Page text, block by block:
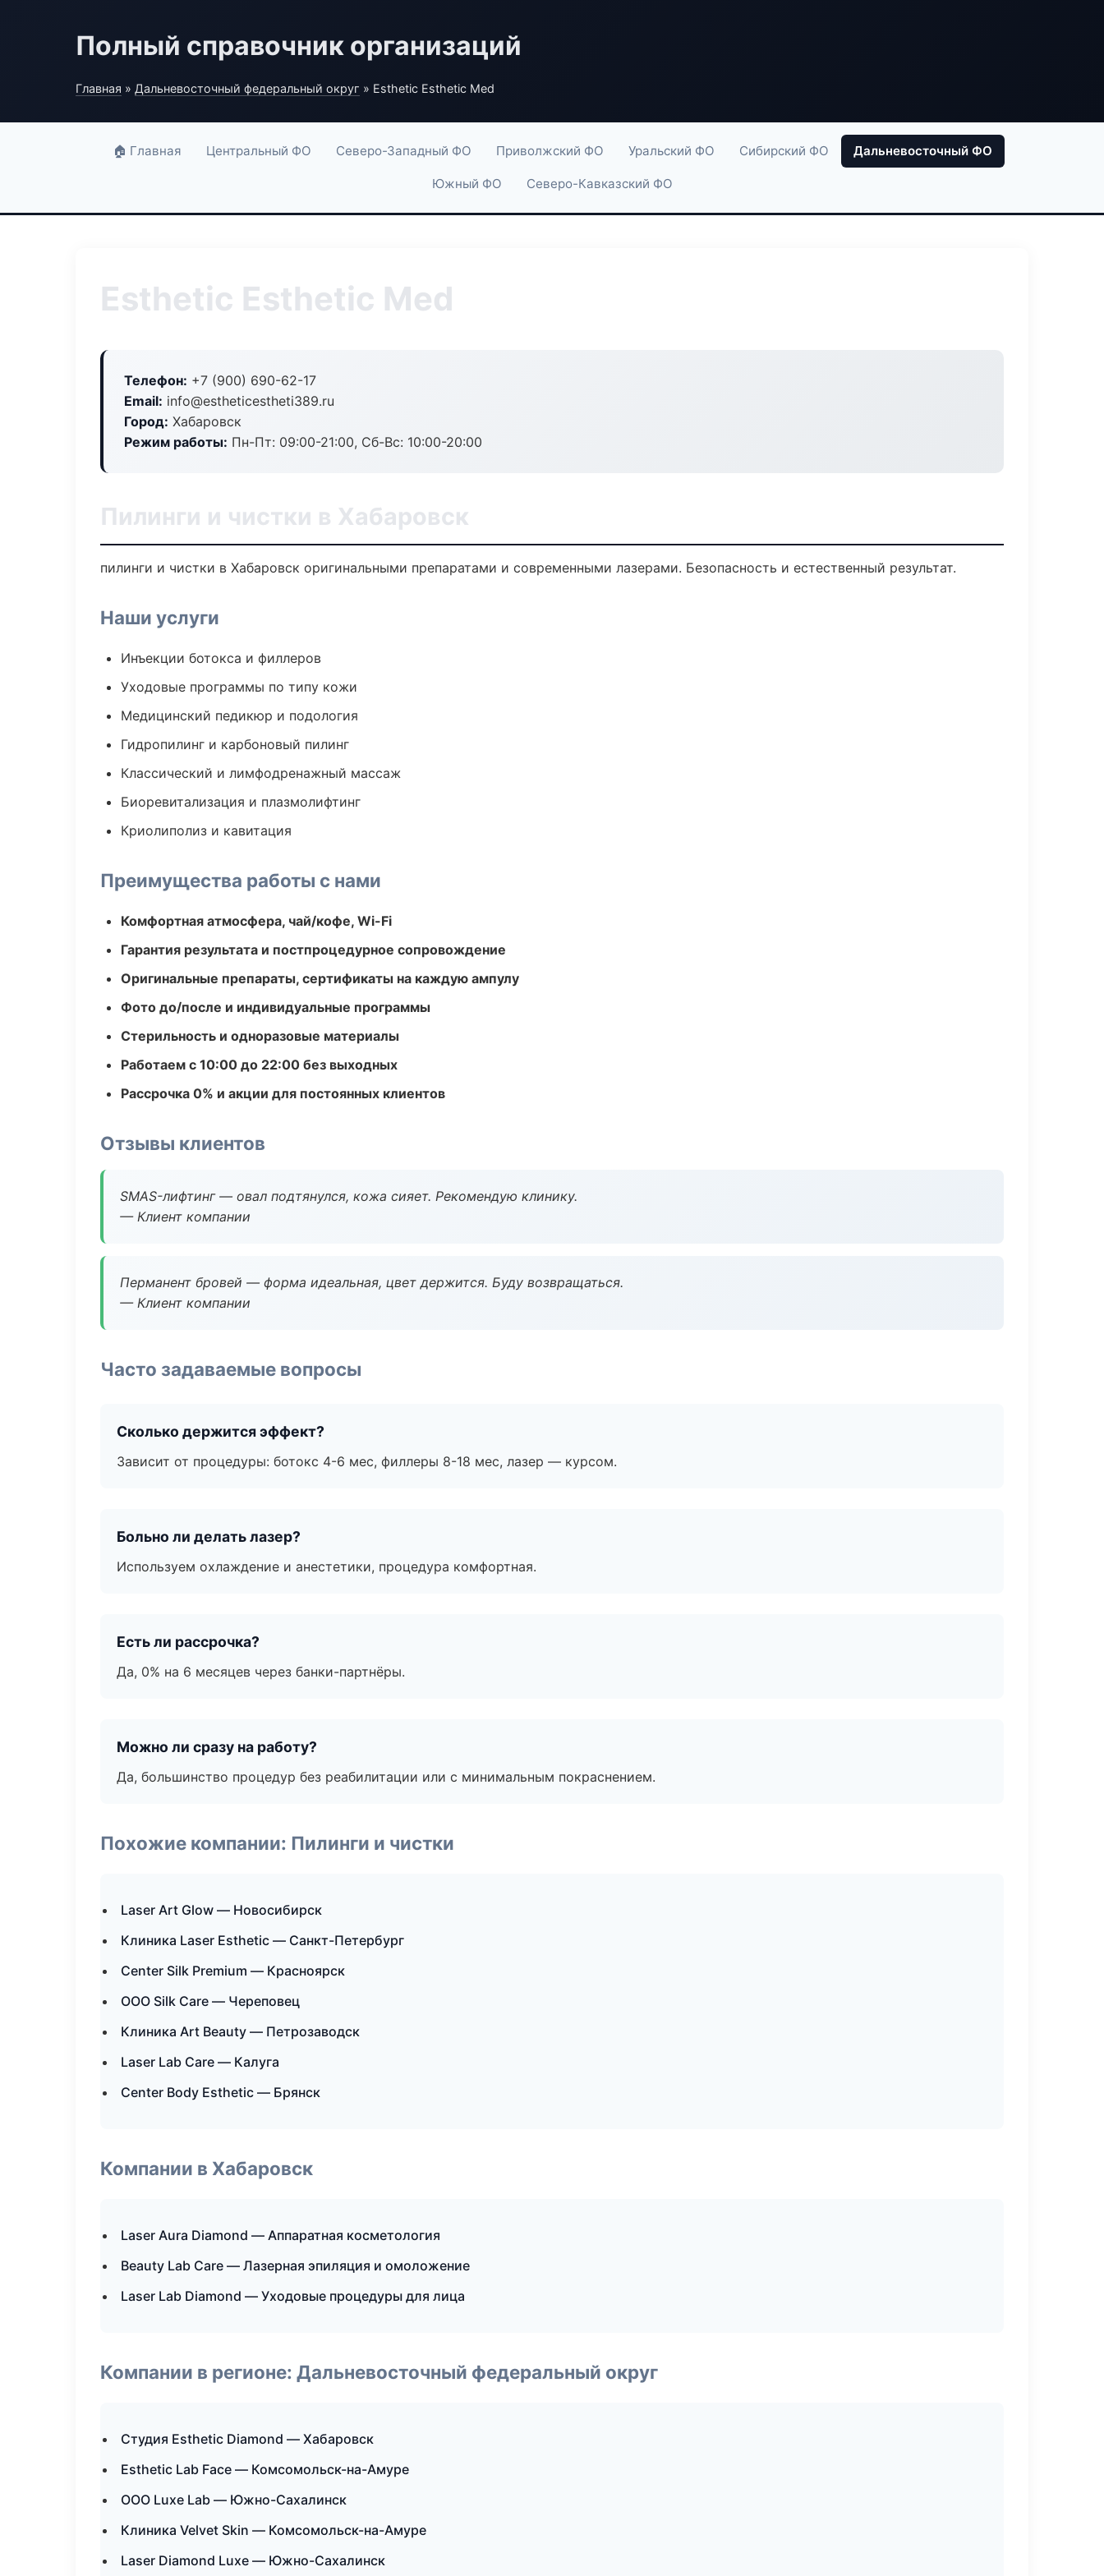
Полный справочник организаций
Главная » Дальневосточный федеральный округ » Esthetic Esthetic Med
🏠 Главная Центральный ФО Северо-Западный ФО Приволжский ФО Уральский ФО Сибирский ФО Дальневосточный ФО
Южный ФО Северо-Кавказский ФО
Esthetic Esthetic Med
Телефон: +7 (900) 690-62-17
Email: info@estheticestheti389.ru
Город: Хабаровск
Режим работы: Пн-Пт: 09:00-21:00, Сб-Вс: 10:00-20:00
Пилинги и чистки в Хабаровск
пилинги и чистки в Хабаровск оригинальными препаратами и современными лазерами. Безопасность и естественный результат.
Наши услуги
Инъекции ботокса и филлеров
Уходовые программы по типу кожи
Медицинский педикюр и подология
Гидропилинг и карбоновый пилинг
Классический и лимфодренажный массаж
Биоревитализация и плазмолифтинг
Криолиполиз и кавитация
Преимущества работы с нами
Комфортная атмосфера, чай/кофе, Wi-Fi
Гарантия результата и постпроцедурное сопровождение
Оригинальные препараты, сертификаты на каждую ампулу
Фото до/после и индивидуальные программы
Стерильность и одноразовые материалы
Работаем с 10:00 до 22:00 без выходных
Рассрочка 0% и акции для постоянных клиентов
Отзывы клиентов
SMAS-лифтинг — овал подтянулся, кожа сияет. Рекомендую клинику.
— Клиент компании
Перманент бровей — форма идеальная, цвет держится. Буду возвращаться.
— Клиент компании
Часто задаваемые вопросы
Сколько держится эффект?
Зависит от процедуры: ботокс 4-6 мес, филлеры 8-18 мес, лазер — курсом.
Больно ли делать лазер?
Используем охлаждение и анестетики, процедура комфортная.
Есть ли рассрочка?
Да, 0% на 6 месяцев через банки-партнёры.
Можно ли сразу на работу?
Да, большинство процедур без реабилитации или с минимальным покраснением.
Похожие компании: Пилинги и чистки
Laser Art Glow — Новосибирск
Клиника Laser Esthetic — Санкт-Петербург
Center Silk Premium — Красноярск
ООО Silk Care — Череповец
Клиника Art Beauty — Петрозаводск
Laser Lab Care — Калуга
Center Body Esthetic — Брянск
Компании в Хабаровск
Laser Aura Diamond — Аппаратная косметология
Beauty Lab Care — Лазерная эпиляция и омоложение
Laser Lab Diamond — Уходовые процедуры для лица
Компании в регионе: Дальневосточный федеральный округ
Студия Esthetic Diamond — Хабаровск
Esthetic Lab Face — Комсомольск-на-Амуре
ООО Luxe Lab — Южно-Сахалинск
Клиника Velvet Skin — Комсомольск-на-Амуре
Laser Diamond Luxe — Южно-Сахалинск